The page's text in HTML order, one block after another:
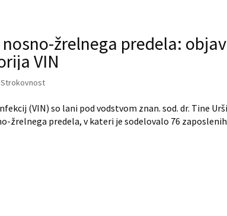
žrelnega predela:
VIN
Strokovnost
(VIN) so lani pod vodstvom znan. sod. dr. Tine
žrelnega predela, v kateri je sodelovalo 76